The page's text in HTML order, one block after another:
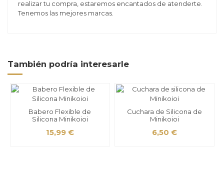
realizar tu compra, estaremos encantados de atenderte.
Tenemos las mejores marcas.
También podría interesarle
Babero Flexible de
Silicona Minikoioi
15,99 €
Cuchara de Silicona de
Minikoioi
6,50 €